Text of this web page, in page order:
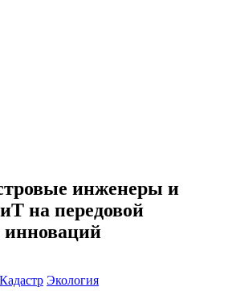
инженеры и
на передовой
инноваций
Кадастр Экология